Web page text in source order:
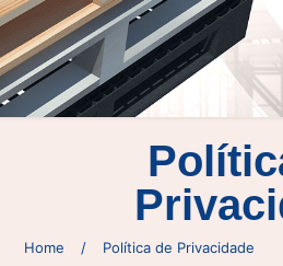
Home / Política de Privacidade